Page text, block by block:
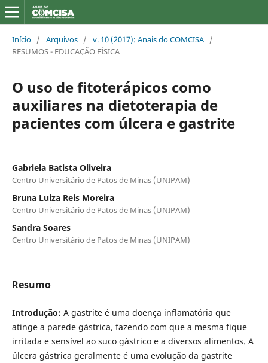
Início / Arquivos / v. 10 (2017): Anais do COMCISA /
RESUMOS - EDUCAÇÃO FÍSICA
O uso de fitoterápicos como
auxiliares na dietoterapia de
pacientes com úlcera e gastrite
Gabriela Batista Oliveira
Centro Universitário de Patos de Minas (UNIPAM)
Bruna Luiza Reis Moreira
Centro Universitário de Patos de Minas (UNIPAM)
Sandra Soares
Centro Universitário de Patos de Minas (UNIPAM)
Resumo
Introdução: A gastrite é uma doença inflamatória que
atinge a parede gástrica, fazendo com que a mesma fique
irritada e sensível ao suco gástrico e a diversos alimentos. A
úlcera gástrica geralmente é uma evolução da gastrite